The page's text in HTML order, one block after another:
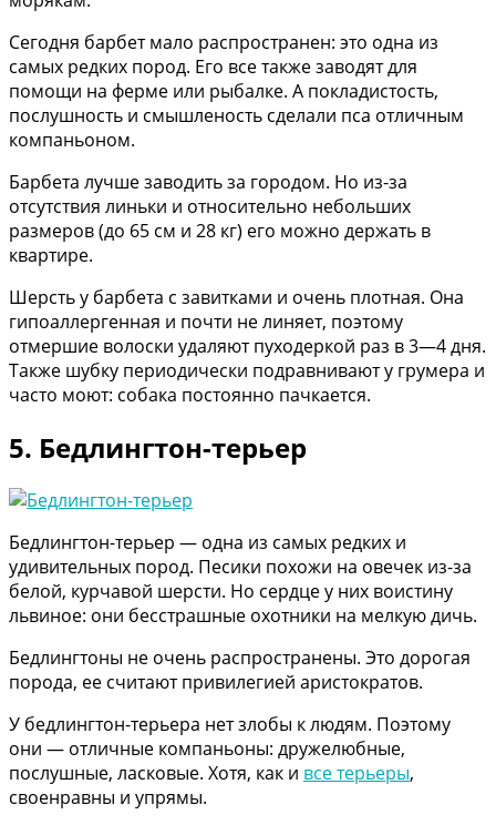
Сегодня барбет мало распространен: это одна из
самых редких пород. Его все также заводят для
помощи на ферме или рыбалке. А покладистость,
послушность и смышленость сделали пса отличным
компаньоном.
Барбета лучше заводить за городом. Но из-за
отсутствия линьки и относительно небольших
размеров (до 65 см и 28 кг) его можно держать в
квартире.
Шерсть у барбета с завитками и очень плотная. Она
гипоаллергенная и почти не линяет, поэтому
отмершие волоски удаляют пуходеркой раз в 3—4 дня.
Также шубку периодически подравнивают у грумера и
часто моют: собака постоянно пачкается.
5. Бедлингтон-терьер
Бедлингтон-терьер — одна из самых редких и
удивительных пород. Песики похожи на овечек из-за
белой, курчавой шерсти. Но сердце у них воистину
львиное: они бесстрашные охотники на мелкую дичь.
Бедлингтоны не очень распространены. Это дорогая
порода, ее считают привилегией аристократов.
У бедлингтон-терьера нет злобы к людям. Поэтому
они — отличные компаньоны: дружелюбные,
послушные, ласковые. Хотя, как и все терьеры,
своенравны и упрямы.